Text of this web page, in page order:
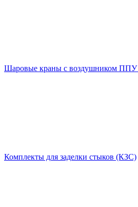
Шаровые краны с воздушником ППУ
Комплекты для заделки стыков (КЗС)